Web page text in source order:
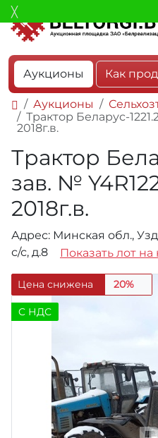
Аукционы Как
Аукционы
Трактор Беларус-
2018г.в.
Трактор
зав. №
2018г.в.
Адрес: Минская обл.,
с/с, д.8
Показать лот на
Цена снижена 20%
C НДС